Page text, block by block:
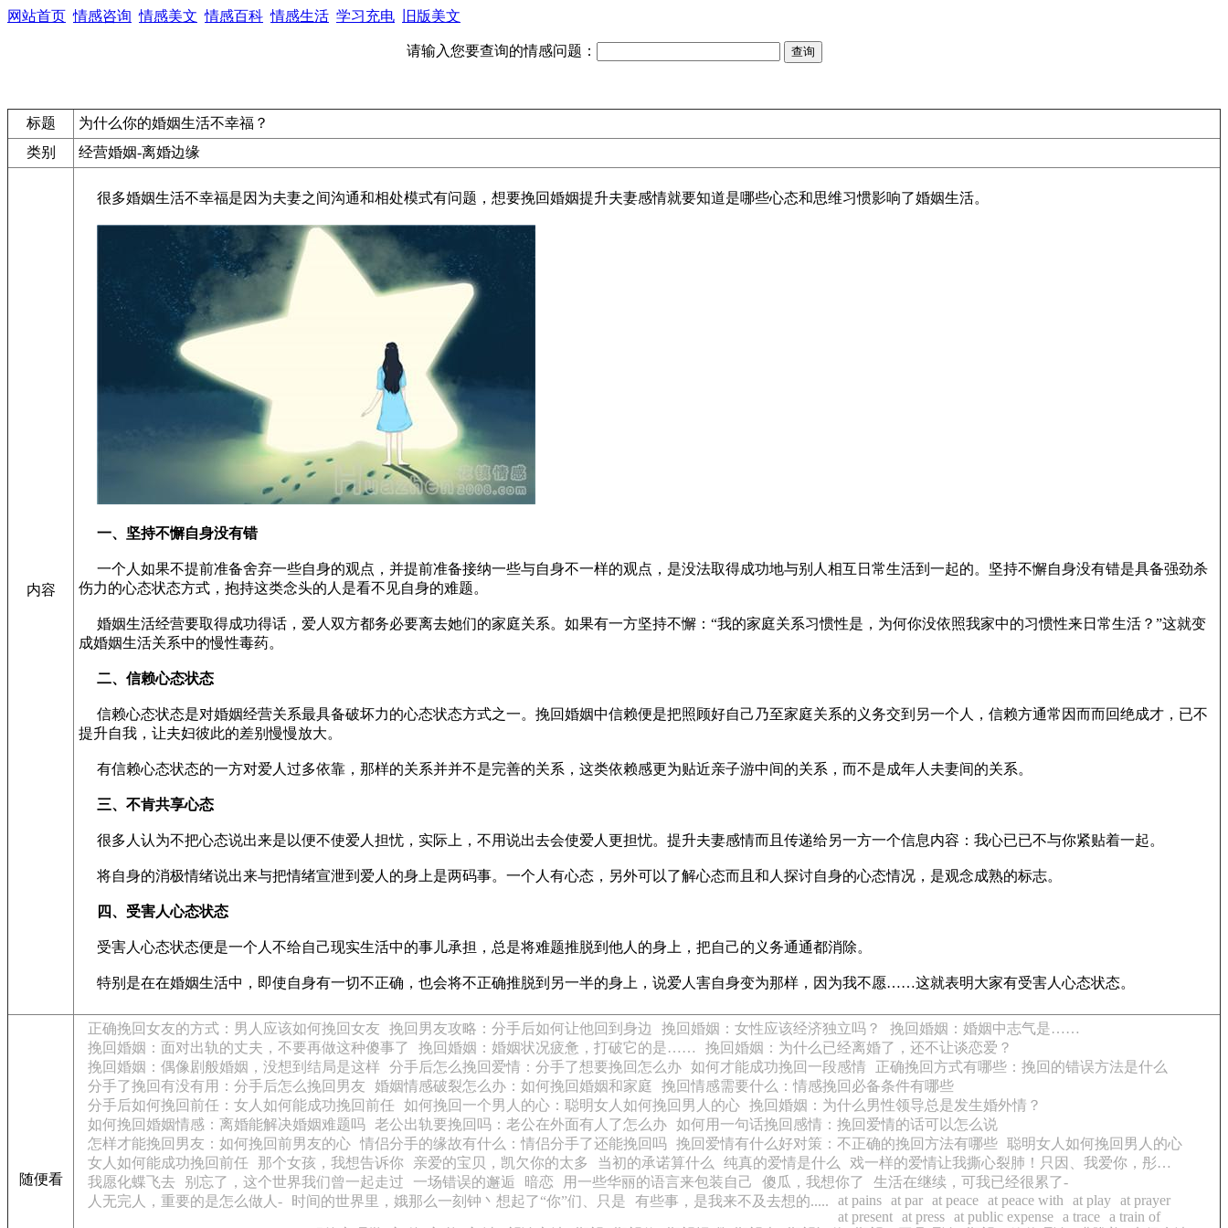
网站首页 情感咨询 情感美文 情感百科 情感生活 学习充电 旧版美文
请输入您要查询的情感问题：
标题
为什么你的婚姻生活不幸福？
类别
经营婚姻-离婚边缘
内容
很多婚姻生活不幸福是因为夫妻之间沟通和相处模式有问题，想要挽回婚姻提升夫妻感情就要知道是哪些心态和思维习惯影响了婚姻生活。
一、坚持不懈自身没有错
一个人如果不提前准备舍弃一些自身的观点，并提前准备接纳一些与自身不一样的观点，是没法取得成功地与别人相互日常生活到一起的。坚持不懈自身没有错是具备强劲杀
伤力的心态状态方式，抱持这类念头的人是看不见自身的难题。
婚姻生活经营要取得成功得话，爱人双方都务必要离去她们的家庭关系。如果有一方坚持不懈：“我的家庭关系习惯性是，为何你没依照我家中的习惯性来日常生活？”这就变
成婚姻生活关系中的慢性毒药。
二、信赖心态状态
信赖心态状态是对婚姻经营关系最具备破坏力的心态状态方式之一。挽回婚姻中信赖便是把照顾好自己乃至家庭关系的义务交到另一个人，信赖方通常因而而回绝成才，已不
提升自我，让夫妇彼此的差别慢慢放大。
有信赖心态状态的一方对爱人过多依靠，那样的关系并并不是完善的关系，这类依赖感更为贴近亲子游中间的关系，而不是成年人夫妻间的关系。
三、不肯共享心态
很多人认为不把心态说出来是以便不使爱人担忧，实际上，不用说出去会使爱人更担忧。提升夫妻感情而且传递给另一方一个信息内容：我心已已不与你紧贴着一起。
将自身的消极情绪说出来与把情绪宣泄到爱人的身上是两码事。一个人有心态，另外可以了解心态而且和人探讨自身的心态情况，是观念成熟的标志。
四、受害人心态状态
受害人心态状态便是一个人不给自己现实生活中的事儿承担，总是将难题推脱到他人的身上，把自己的义务通通都消除。
特别是在在婚姻生活中，即使自身有一切不正确，也会将不正确推脱到另一半的身上，说爱人害自身变为那样，因为我不愿……这就表明大家有受害人心态状态。
随便看
正确挽回女友的方式：男人应该如何挽回女友 挽回男友攻略：分手后如何让他回到身边 挽回婚姻：女性应该经济独立吗？
挽回婚姻：婚姻中志气是……
挽回婚姻：面对出轨的丈夫，不要再做这种傻事了
挽回婚姻：婚姻状况疲惫，打破它的是……
挽回婚姻：为什么已经离婚了，还不让谈恋爱？
挽回婚姻：偶像剧般婚姻，没想到结局是这样 分手后怎么挽回爱情：分手了想要挽回怎么办 如何才能成功挽回一段感情
正确挽回方式有哪些：挽回的错误方法是什么
分手了挽回有没有用：分手后怎么挽回男友
婚姻情感破裂怎么办：如何挽回婚姻和家庭
挽回情感需要什么：情感挽回必备条件有哪些
分手后如何挽回前任：女人如何能成功挽回前任 如何挽回一个男人的心：聪明女人如何挽回男人的心 挽回婚姻：为什么男性领导总是发生婚外情？
如何挽回婚姻情感：离婚能解决婚姻难题吗 老公出轨要挽回吗：老公在外面有人了怎么办 如何用一句话挽回感情：挽回爱情的话可以怎么说
怎样才能挽回男友：如何挽回前男友的心 情侣分手的缘故有什么：情侣分手了还能挽回吗 挽回爱情有什么好对策：不正确的挽回方法有哪些 聪明女人如何挽回男人的心
女人如何能成功挽回前任
那个女孩，我想告诉你 亲爱的宝贝，凯欠你的太多 当初的承诺算什么 纯真的爱情是什么
戏一样的爱情让我撕心裂肺！只因、我爱你，彤…
我愿化蝶飞去
别忘了，这个世界我们曾一起走过 一场错误的邂逅 暗恋 用一些华丽的语言来包装自己 傻瓜，我想你了
生活在继续，可我已经很累了-
人无完人，重要的是怎么做人-
时间的世界里，娥那么一刻钟丶想起了“你”们、只是 有些事，是我来不及去想的..... at pains at par at peace at peace with at play at prayer
at present at press at public expense a trace a train of